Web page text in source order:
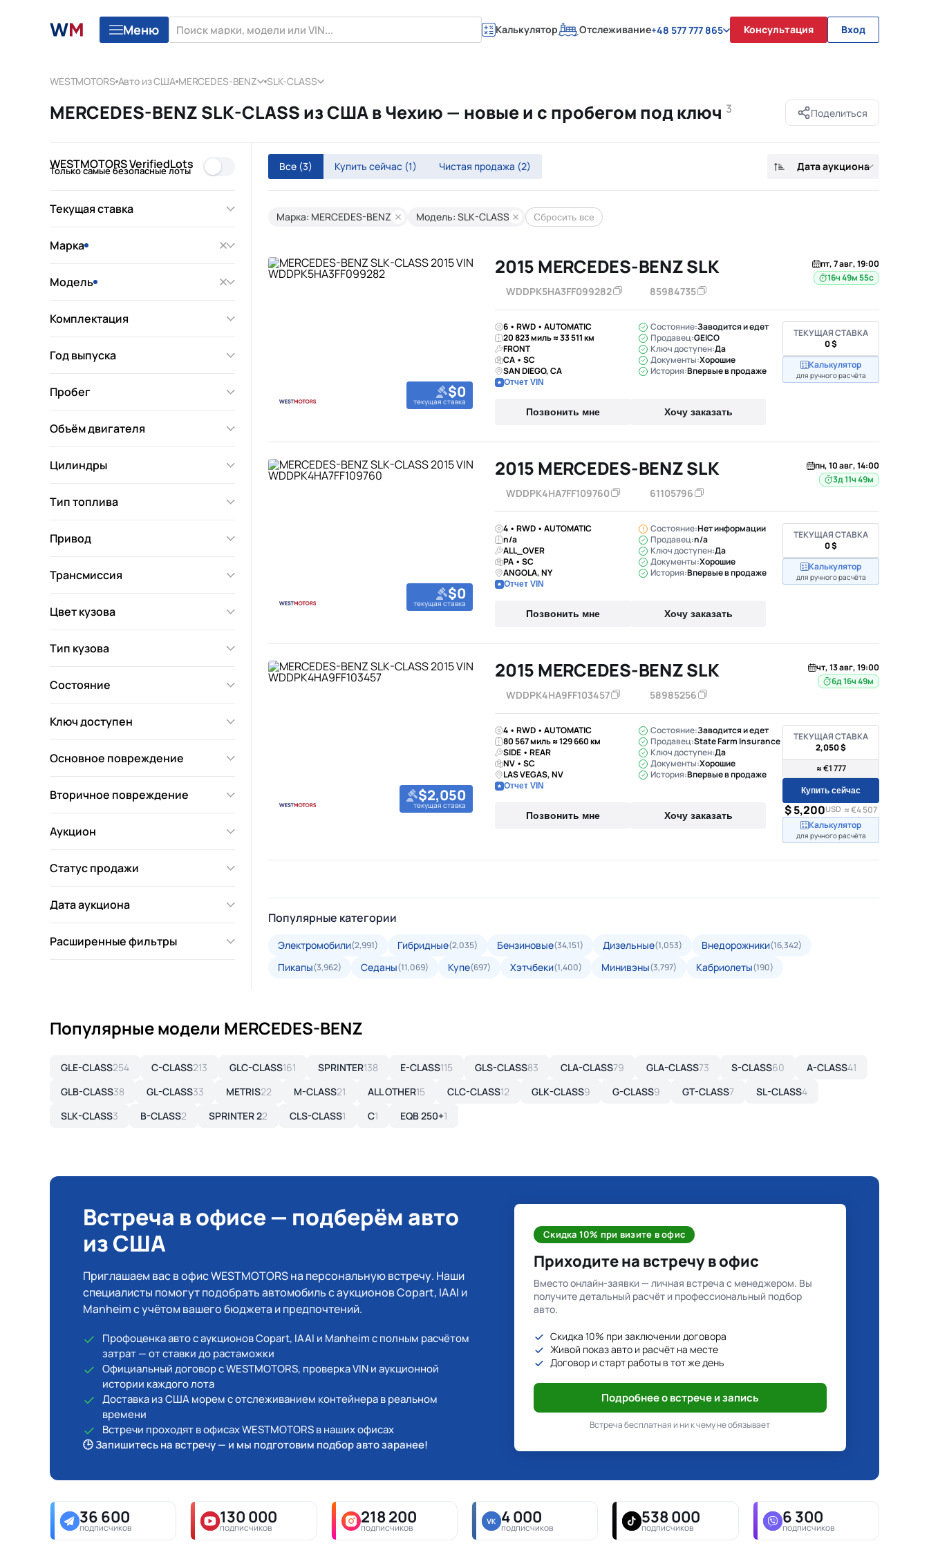
Меню Калькулятор Отслеживание+48 577 777 865 Консультация Вход
WESTMOTORS Авто из США MERCEDES-BENZ SLK-CLASS
MERCEDES-BENZ SLK-CLASS из США в Чехию — новые и с пробегом под ключ 3 Поделиться
WESTMOTORS VerifiedLots
Только самые безопасные лоты
Текущая ставка
Марка
Модель
Комплектация
Год выпуска
Пробег
Объём двигателя
Цилиндры
Тип топлива
Привод
Трансмиссия
Цвет кузова
Тип кузова
Состояние
Ключ доступен
Основное повреждение
Вторичное повреждение
Аукцион
Статус продажи
Дата аукциона
Расширенные фильтры
Дата аукциона
Все (3) Купить сейчас (1) Чистая продажа (2)
Марка: MERCEDES-BENZ Модель: SLK-CLASS Сбросить все
$0
текущая ставка
2015 MERCEDES-BENZ SLK
WDDPK5HA3FF099282 85984735
пт, 7 авг, 19:00
16ч 49м 55с
6 • RWD • AUTOMATIC
20 823 миль ≈ 33 511 км
FRONT
CA • SC
SAN DIEGO, CA
Отчет VIN
Состояние:Заводится и едет
Продавец:GEICO
Ключ доступен:Да
Документы:Хорошие
История:Впервые в продаже
Позвонить мне Хочу заказать
ТЕКУЩАЯ СТАВКА
0 $
Калькулятор
для ручного расчёта
$0
текущая ставка
2015 MERCEDES-BENZ SLK
WDDPK4HA7FF109760 61105796
пн, 10 авг, 14:00
3д 11ч 49м
4 • RWD • AUTOMATIC
n/a
ALL_OVER
PA • SC
ANGOLA, NY
Отчет VIN
Состояние:Нет информации
Продавец:n/a
Ключ доступен:Да
Документы:Хорошие
История:Впервые в продаже
Позвонить мне Хочу заказать
ТЕКУЩАЯ СТАВКА
0 $
Калькулятор
для ручного расчёта
$2,050
текущая ставка
2015 MERCEDES-BENZ SLK
WDDPK4HA9FF103457 58985256
чт, 13 авг, 19:00
6д 16ч 49м
4 • RWD • AUTOMATIC
80 567 миль ≈ 129 660 км
SIDE • REAR
NV • SC
LAS VEGAS, NV
Отчет VIN
Состояние:Заводится и едет
Продавец:State Farm Insurance
Ключ доступен:Да
Документы:Хорошие
История:Впервые в продаже
Позвонить мне Хочу заказать
ТЕКУЩАЯ СТАВКА
2,050 $
≈ €1 777
Купить сейчас
$ 5,200USD ≈ €4 507
Калькулятор
для ручного расчёта
Популярные категории
Электромобили(2,991) Гибридные(2,035) Бензиновые(34,151) Дизельные(1,053) Внедорожники(16,342)
Пикапы(3,962) Седаны(11,069) Купе(697) Хэтчбеки(1,400) Минивэны(3,797) Кабриолеты(190)
Популярные модели MERCEDES-BENZ
GLE-CLASS254 C-CLASS213 GLC-CLASS161 SPRINTER138 E-CLASS115 GLS-CLASS83 CLA-CLASS79 GLA-CLASS73 S-CLASS60 A-CLASS41
GLB-CLASS38 GL-CLASS33 METRIS22 M-CLASS21 ALL OTHER15 CLC-CLASS12 GLK-CLASS9 G-CLASS9 GT-CLASS7 SL-CLASS4
SLK-CLASS3 B-CLASS2 SPRINTER 22 CLS-CLASS1 C1 EQB 250+1
Встреча в офисе — подберём авто
из США
Приглашаем вас в офис WESTMOTORS на персональную встречу. Наши
специалисты помогут подобрать автомобиль с аукционов Copart, IAAI и
Manheim с учётом вашего бюджета и предпочтений.
Профоценка авто с аукционов Copart, IAAI и Manheim с полным расчётом
затрат — от ставки до растаможки
Официальный договор с WESTMOTORS, проверка VIN и аукционной
истории каждого лота
Доставка из США морем с отслеживанием контейнера в реальном
времени
Встречи проходят в офисах WESTMOTORS в наших офисах
🕒 Запишитесь на встречу — и мы подготовим подбор авто заранее!
Скидка 10% при визите в офис
Приходите на встречу в офис
Вместо онлайн-заявки — личная встреча с менеджером. Вы
получите детальный расчёт и профессиональный подбор
авто.
Скидка 10% при заключении договора
Живой показ авто и расчёт на месте
Договор и старт работы в тот же день
Подробнее о встрече и запись
Встреча бесплатная и ни к чему не обязывает
36 600
подписчиков
130 000
подписчиков
218 200
подписчиков
4 000
подписчиков
538 000
подписчиков
6 300
подписчиков